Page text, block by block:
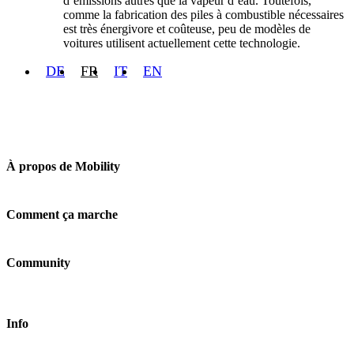
comme la fabrication des piles à combustible nécessaires
est très énergivore et coûteuse, peu de modèles de
voitures utilisent actuellement cette technologie.
À propos de Mobility
Emplois & carrière
Contact
Comment ça marche
Emplacements
Véhicules
Community
DE FR IT EN
Info